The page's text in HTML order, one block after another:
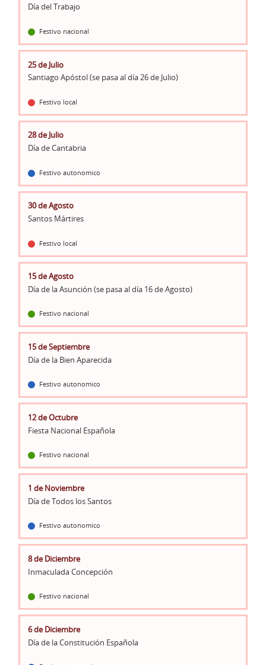
Día del Trabajo
Festivo nacional
25 de Julio
Santiago Apóstol (se pasa al día 26 de Julio)
Festivo local
28 de Julio
Día de Cantabria
Festivo autonomico
30 de Agosto
Santos Mártires
Festivo local
15 de Agosto
Día de la Asunción (se pasa al día 16 de Agosto)
Festivo nacional
15 de Septiembre
Día de la Bien Aparecida
Festivo autonomico
12 de Octubre
Fiesta Nacional Española
Festivo nacional
1 de Noviembre
Día de Todos los Santos
Festivo autonomico
8 de Diciembre
Inmaculada Concepción
Festivo nacional
6 de Diciembre
Día de la Constitución Española